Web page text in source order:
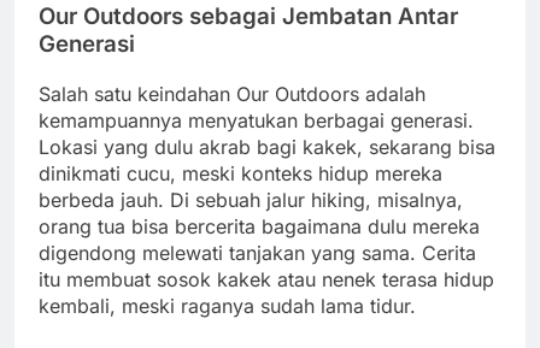
Our Outdoors sebagai Jembatan Antar
Generasi
Salah satu keindahan Our Outdoors adalah
kemampuannya menyatukan berbagai generasi.
Lokasi yang dulu akrab bagi kakek, sekarang bisa
dinikmati cucu, meski konteks hidup mereka
berbeda jauh. Di sebuah jalur hiking, misalnya,
orang tua bisa bercerita bagaimana dulu mereka
digendong melewati tanjakan yang sama. Cerita
itu membuat sosok kakek atau nenek terasa hidup
kembali, meski raganya sudah lama tidur.